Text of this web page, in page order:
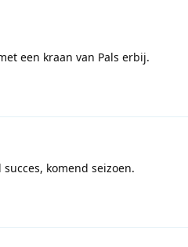
een kraan van Pals erbij.
komend seizoen.